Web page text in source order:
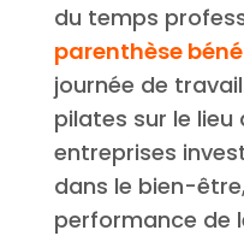
du temps
parenthèse
journée de
pilates sur le lieu
entreprises
dans le bien-
performance de